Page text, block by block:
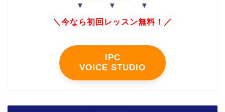
▼ ▼ ▼
＼今なら初回レッスン無料！／
IPC
VOICE STUDIO